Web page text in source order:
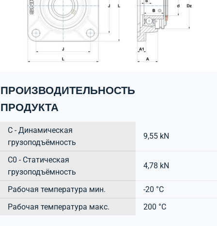
ПРОИЗВОДИТЕЛЬНОСТЬ
ПРОДУКТА
C - Динамическая
грузоподъёмность
9,55 kN
C0 - Статическая
грузоподъёмность
4,78 kN
Рабочая температура мин.
-20 °C
Рабочая температура макс.
200 °C